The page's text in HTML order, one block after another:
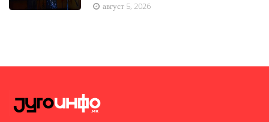
август 5, 2026